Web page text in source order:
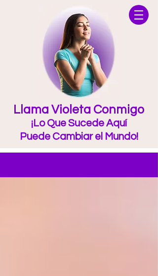
Llama Violeta Conmigo
¡Lo Que Sucede Aquí
Puede Cambiar el Mundo!